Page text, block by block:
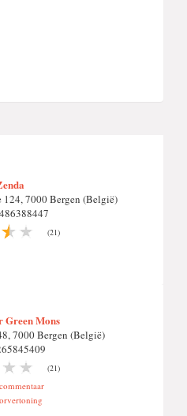
7000 Bergen (België)
(21)
Green Mons
7000 Bergen (België)
(21)